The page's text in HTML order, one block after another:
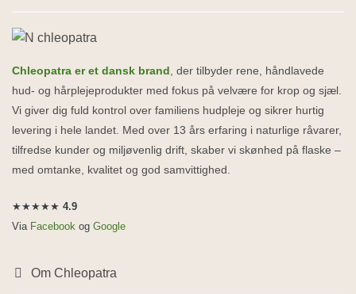
Chleopatra er et dansk brand , der tilbyder rene, håndlavede
hud- og hårplejeprodukter med fokus på velvære for krop og sjæl.
Vi giver dig fuld kontrol over familiens hudpleje og sikrer hurtig
levering i hele landet. Med over 13 års erfaring i naturlige råvarer,
tilfredse kunder og miljøvenlig drift, skaber vi skønhed på flaske –
med omtanke, kvalitet og god samvittighed.
★★★★★ 4.9
Via Facebook og Google
Om Chleopatra